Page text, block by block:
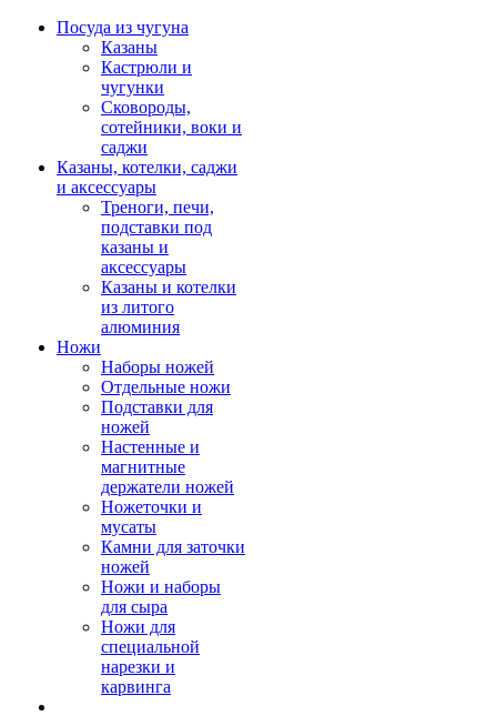
Посуда из чугуна
Казаны
Кастрюли и
чугунки
Сковороды,
сотейники, воки и
саджи
Казаны, котелки, саджи
и аксессуары
Треноги, печи,
подставки под
казаны и
аксессуары
Казаны и котелки
из литого
алюминия
Ножи
Наборы ножей
Отдельные ножи
Подставки для
ножей
Настенные и
магнитные
держатели ножей
Ножеточки и
мусаты
Камни для заточки
ножей
Ножи и наборы
для сыра
Ножи для
специальной
нарезки и
карвинга